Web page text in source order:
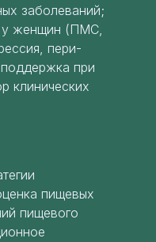
заболеваний;
у женщин (ПМС,
пери-
при
клинических
пищевых
пищевого